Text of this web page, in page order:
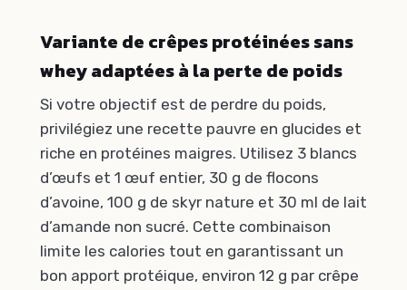
Variante de crêpes protéinées sans
whey adaptées à la perte de poids
Si votre objectif est de perdre du poids,
privilégiez une recette pauvre en glucides et
riche en protéines maigres. Utilisez 3 blancs
d’œufs et 1 œuf entier, 30 g de flocons
d’avoine, 100 g de skyr nature et 30 ml de lait
d’amande non sucré. Cette combinaison
limite les calories tout en garantissant un
bon apport protéique, environ 12 g par crêpe